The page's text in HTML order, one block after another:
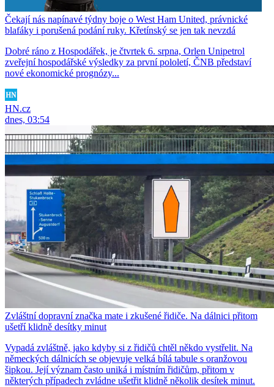
Čekají nás napínavé týdny boje o West Ham United, právnické
blafáky i porušená podání ruky. Křetínský se jen tak nevzdá
Dobré ráno z Hospodářek, je čtvrtek 6. srpna, Orlen Unipetrol
zveřejní hospodářské výsledky za první pololetí, ČNB představí
nové ekonomické prognózy...
HN.cz
dnes, 03:54
Zvláštní dopravní značka mate i zkušené řidiče. Na dálnici přitom
ušetří klidně desítky minut
Vypadá zvláštně, jako kdyby si z řidičů chtěl někdo vystřelit. Na
německých dálnicích se objevuje velká bílá tabule s oranžovou
šipkou. Její význam často uniká i místním řidičům, přitom v
některých případech zvládne ušetřit klidně několik desítek minut.